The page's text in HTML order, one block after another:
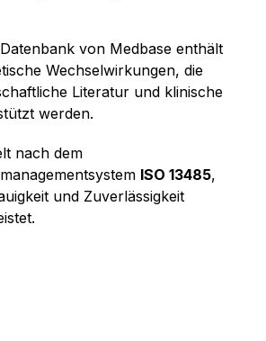
von Medbase enthält
Wechselwirkungen, die
Literatur und klinische
werden.
nach dem
ISO 13485,
und Zuverlässigkeit